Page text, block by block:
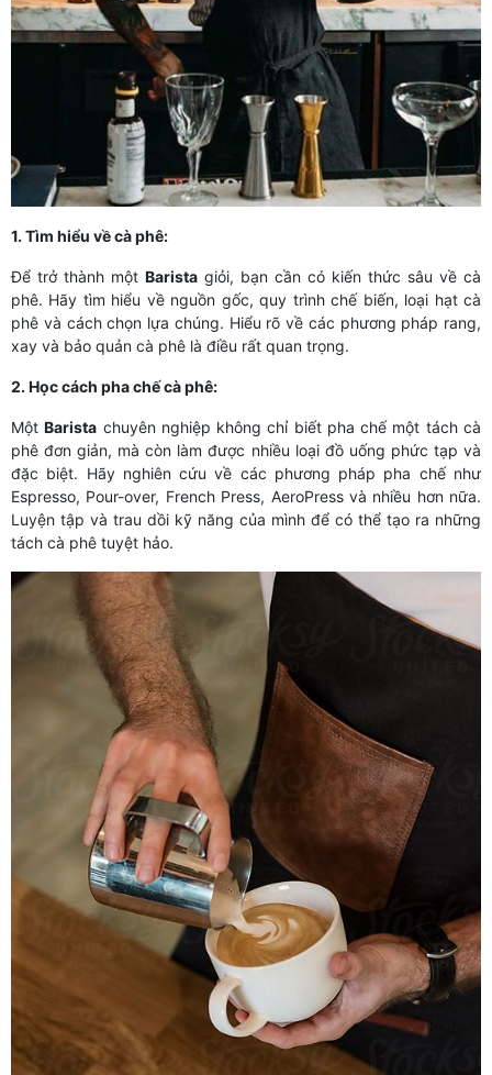
1. Tìm hiểu về cà phê:
Để trở thành một Barista giỏi, bạn cần có kiến thức sâu về cà
phê. Hãy tìm hiểu về nguồn gốc, quy trình chế biến, loại hạt cà
phê và cách chọn lựa chúng. Hiểu rõ về các phương pháp rang,
xay và bảo quản cà phê là điều rất quan trọng.
2. Học cách pha chế cà phê:
MộtBarista chuyên nghiệp không chỉ biết pha chế một tách cà
phê đơn giản, mà còn làm được nhiều loại đồ uống phức tạp và
đặc biệt. Hãy nghiên cứu về các phương pháp pha chế như
Espresso, Pour-over, French Press, AeroPress và nhiều hơn nữa.
Luyện tập và trau dồi kỹ năng của mình để có thể tạo ra những
tách cà phê tuyệt hảo.